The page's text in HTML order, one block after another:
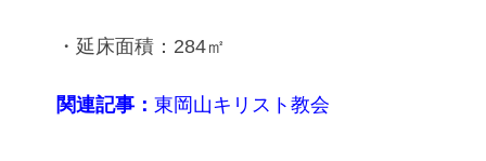
・延床面積：284㎡
関連記事：東岡山キリスト教会